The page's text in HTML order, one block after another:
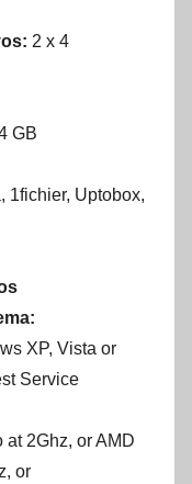
2 x 4
GB
1fichier, Uptobox,
XP, Vista or
Service
at 2Ghz, or AMD
or